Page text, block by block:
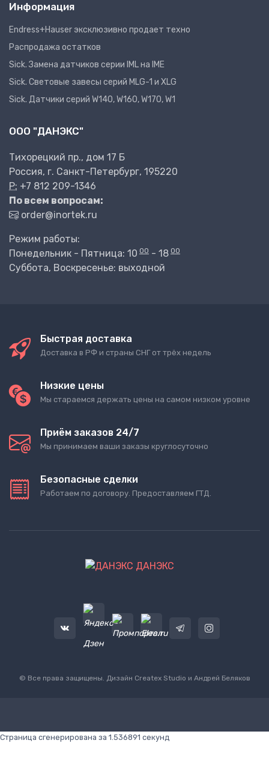
Информация
Endress+Hauser эксклюзивно продает техно
Распродажа остатков
Sick. Замена датчиков серии IML на IME
Sick. Световые завесы серий MLG-1 и XLG
Sick. Датчики серий W140, W160, W170, W1
ООО "ДАНЭКС"
Тихорецкий пр., дом 17 Б
Россия, г. Санкт-Петербург, 195220
P: +7 812 209-1346
По всем вопросам:
order@inortek.ru
Режим работы:
Понедельник - Пятница: 10 00 - 18 00
Суббота, Воскресенье: выходной
Быстрая доставка
Доставка в РФ и страны СНГ от трёх недель
Низкие цены
Мы стараемся держать цены на самом низком уровне
Приём заказов 24/7
Мы принимаем ваши заказы круглосуточно
Безопасные сделки
Работаем по договору. Предоставляем ГТД.
ДАНЭКС
© Все права защищены. Дизайн Createx Studio и Андрей Беляков
Страница сгенерирована за 1.536891 секунд